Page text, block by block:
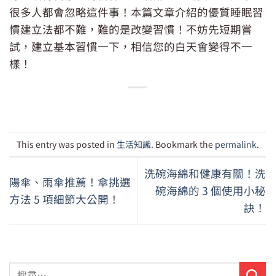
很多人都會忽略這件事！本篇文章介紹的優質睡眠習
慣建立法都不難，難的是改變習慣！不妨先短期嘗
試，建立基本習慣一下，相信您的白天會變得不一
樣！
This entry was posted in 生活知識. Bookmark the permalink.
陽傘、雨傘推薦！傘挑選
方法 5 項細節大公開！
洗碗海綿和健康有關！洗
碗海綿的 3 個使用小秘
訣！